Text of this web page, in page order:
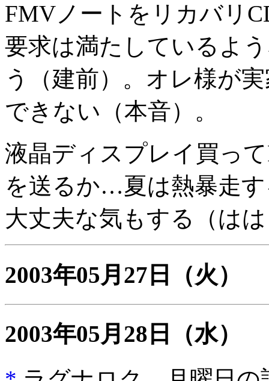
FMVノートをリカバリ
要求は満たしているよ
う（建前）。オレ様が
できない（本音）。
液晶ディスプレイ買っ
を送るか…夏は熱暴走
大丈夫な気もする（は
2003年05月27日 （火）
2003年05月28日
（水）